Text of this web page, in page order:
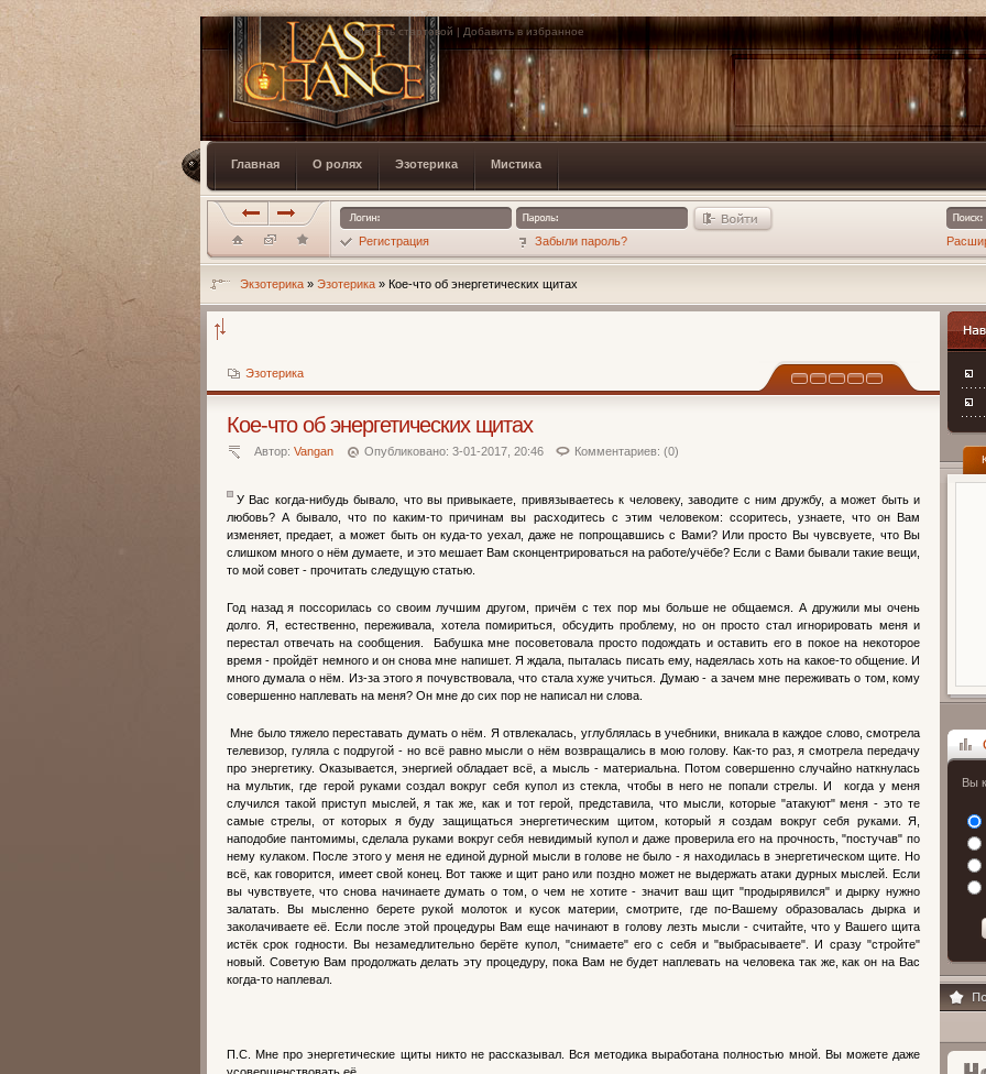
Сделать стартовой | Добавить в избранное
Главная О ролях Эзотерика Мистика
Регистрация Забыли пароль?
Экзотерика » Эзотерика » Кое-что об энергетических щитах
Вы
Эзотерика
Кое-что об энергетических щитах
Автор: Vangan Опубликовано: 3-01-2017, 20:46 Комментариев: (0)
У Вас когда-нибудь бывало, что вы привыкаете, привязываетесь к человеку, заводите с ним дружбу, а может быть и
любовь? А бывало, что по каким-то причинам вы расходитесь с этим человеком: ссоритесь, узнаете, что он Вам
изменяет, предает, а может быть он куда-то уехал, даже не попрощавшись с Вами? Или просто Вы чувсвуете, что Вы
слишком много о нём думаете, и это мешает Вам сконцентрироваться на работе/учёбе? Если с Вами бывали такие вещи,
то мой совет - прочитать следущую статью.
Год назад я поссорилась со своим лучшим другом, причём с тех пор мы больше не общаемся. А дружили мы очень
долго. Я, естественно, переживала, хотела помириться, обсудить проблему, но он просто стал игнорировать меня и
перестал отвечать на сообщения. Бабушка мне посоветовала просто подождать и оставить его в покое на некоторое
время - пройдёт немного и он снова мне напишет. Я ждала, пыталась писать ему, надеялась хоть на какое-то общение. И
много думала о нём. Из-за этого я почувствовала, что стала хуже учиться. Думаю - а зачем мне переживать о том, кому
совершенно наплевать на меня? Он мне до сих пор не написал ни слова.
Мне было тяжело переставать думать о нём. Я отвлекалась, углублялась в учебники, вникала в каждое слово, смотрела
телевизор, гуляла с подругой - но всё равно мысли о нём возвращались в мою голову. Как-то раз, я смотрела передачу
про энергетику. Оказывается, энергией обладает всё, а мысль - материальна. Потом совершенно случайно наткнулась
на мультик, где герой руками создал вокруг себя купол из стекла, чтобы в него не попали стрелы. И когда у меня
случился такой приступ мыслей, я так же, как и тот герой, представила, что мысли, которые "атакуют" меня - это те
самые стрелы, от которых я буду защищаться энергетическим щитом, который я создам вокруг себя руками. Я,
наподобие пантомимы, сделала руками вокруг себя невидимый купол и даже проверила его на прочность, "постучав" по
нему кулаком. После этого у меня не единой дурной мысли в голове не было - я находилась в энергетическом щите. Но
всё, как говорится, имеет свой конец. Вот также и щит рано или поздно может не выдержать атаки дурных мыслей. Если
вы чувствуете, что снова начинаете думать о том, о чем не хотите - значит ваш щит "продырявился" и дырку нужно
залатать. Вы мысленно берете рукой молоток и кусок материи, смотрите, где по-Вашему образовалась дырка и
заколачиваете её. Если после этой процедуры Вам еще начинают в голову лезть мысли - считайте, что у Вашего щита
истёк срок годности. Вы незамедлительно берёте купол, "снимаете" его с себя и "выбрасываете". И сразу "стройте"
новый. Советую Вам продолжать делать эту процедуру, пока Вам не будет наплевать на человека так же, как он на Вас
когда-то наплевал.
П.С. Мне про энергетические щиты никто не рассказывал. Вся методика выработана полностью мной. Вы можете даже